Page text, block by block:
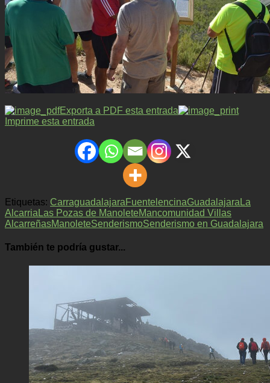
Exporta a PDF esta entrada
Imprime esta entrada
Etiquetas: CarraguadalajaraFuentelencinaGuadalajara La
Alcarria Las Pozas de ManoleteMancomunidad Villas
AlcarreñasManoleteSenderismoSenderismo en Guadalajara
También te podría gustar...